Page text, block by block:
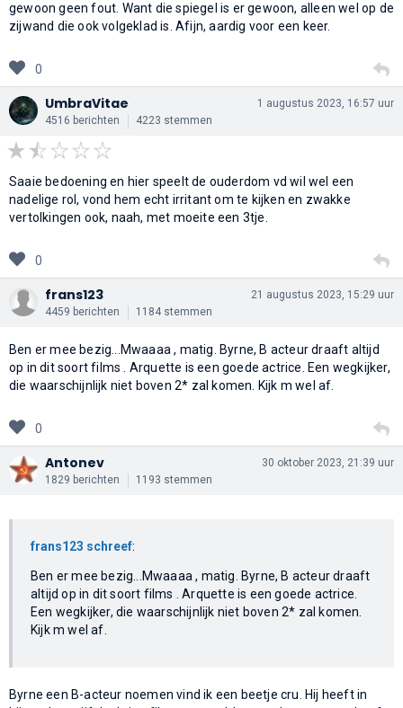
gewoon geen fout. Want die spiegel is er gewoon, alleen wel op de
zijwand die ook volgeklad is. Afijn, aardig voor een keer.
0
UmbraVitae
4516 berichten 4223 stemmen
1 augustus 2023, 16:57 uur
Saaie bedoening en hier speelt de ouderdom vd wil wel een
nadelige rol, vond hem echt irritant om te kijken en zwakke
vertolkingen ook, naah, met moeite een 3tje.
0
frans123
4459 berichten 1184 stemmen
21 augustus 2023, 15:29 uur
Ben er mee bezig...Mwaaaa , matig. Byrne, B acteur draaft altijd
op in dit soort films . Arquette is een goede actrice. Een wegkijker,
die waarschijnlijk niet boven 2* zal komen. Kijk m wel af.
0
Antonev
1829 berichten 1193 stemmen
30 oktober 2023, 21:39 uur
frans123 schreef:
Ben er mee bezig...Mwaaaa , matig. Byrne, B acteur draaft
altijd op in dit soort films . Arquette is een goede actrice.
Een wegkijker, die waarschijnlijk niet boven 2* zal komen.
Kijk m wel af.
Byrne een B-acteur noemen vind ik een beetje cru. Hij heeft in